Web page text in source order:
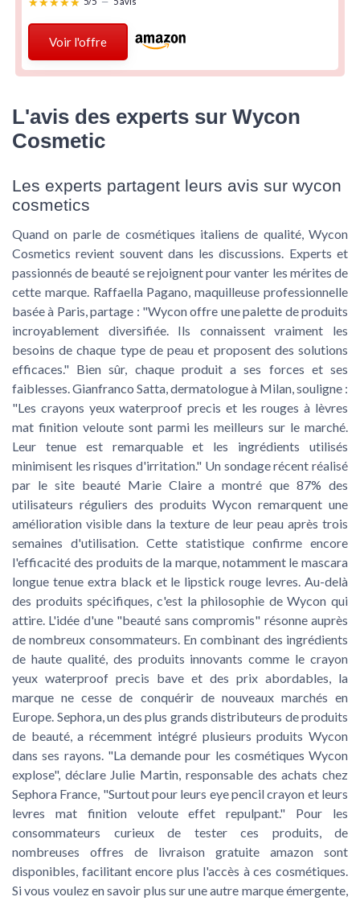
Voir l'offre
L'avis des experts sur Wycon
Cosmetic
Les experts partagent leurs avis sur wycon
cosmetics
Quand on parle de cosmétiques italiens de qualité, Wycon
Cosmetics revient souvent dans les discussions. Experts et
passionnés de beauté se rejoignent pour vanter les mérites de
cette marque. Raffaella Pagano, maquilleuse professionnelle
basée à Paris, partage : "Wycon offre une palette de produits
incroyablement diversifiée. Ils connaissent vraiment les
besoins de chaque type de peau et proposent des solutions
efficaces." Bien sûr, chaque produit a ses forces et ses
faiblesses. Gianfranco Satta, dermatologue à Milan, souligne :
"Les crayons yeux waterproof precis et les rouges à lèvres
mat finition veloute sont parmi les meilleurs sur le marché.
Leur tenue est remarquable et les ingrédients utilisés
minimisent les risques d'irritation." Un sondage récent réalisé
par le site beauté Marie Claire a montré que 87% des
utilisateurs réguliers des produits Wycon remarquent une
amélioration visible dans la texture de leur peau après trois
semaines d'utilisation. Cette statistique confirme encore
l'efficacité des produits de la marque, notamment le mascara
longue tenue extra black et le lipstick rouge levres. Au-delà
des produits spécifiques, c'est la philosophie de Wycon qui
attire. L'idée d'une "beauté sans compromis" résonne auprès
de nombreux consommateurs. En combinant des ingrédients
de haute qualité, des produits innovants comme le crayon
yeux waterproof precis bave et des prix abordables, la
marque ne cesse de conquérir de nouveaux marchés en
Europe. Sephora, un des plus grands distributeurs de produits
de beauté, a récemment intégré plusieurs produits Wycon
dans ses rayons. "La demande pour les cosmétiques Wycon
explose", déclare Julie Martin, responsable des achats chez
Sephora France, "Surtout pour leurs eye pencil crayon et leurs
levres mat finition veloute effet repulpant." Pour les
consommateurs curieux de tester ces produits, de
nombreuses offres de livraison gratuite amazon sont
disponibles, facilitant encore plus l'accès à ces cosmétiques.
Si vous voulez en savoir plus sur une autre marque émergente,